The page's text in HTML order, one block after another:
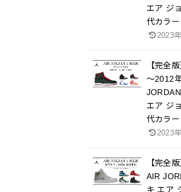
エア ジ
代カラ
2023
【完全
～2012
エア ジ
代カラ
2023
【完全
AIR
キ エア